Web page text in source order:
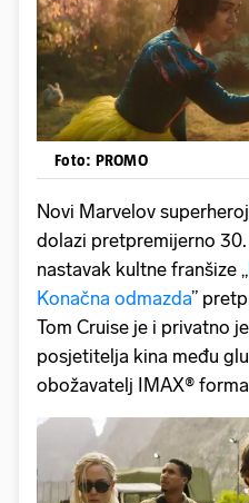
Foto: PROMO
Novi Marvelov
dolazi pretpremijerno
nastavak kultne franšize „
Konačna odmazda”
Tom Cruise je i privatno
posjetitelja kina među
obožavatelj IMAX®